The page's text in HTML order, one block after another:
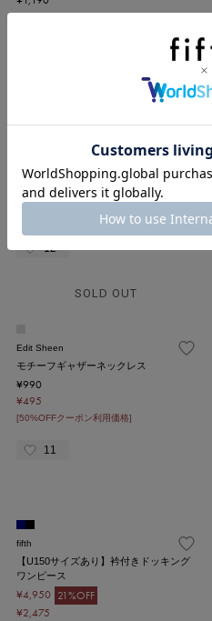
¥595
¥890
¥446
[50%OFFクーポン利用価格]
12
SOLD OUT
Edit Sheen
モチーフギャザーネックレス
¥990
¥495
[50%OFFクーポン利用価格]
11
fifth
【U150サイズあり】衿付きドッキング
ワンピース
¥4,950 21%OFF
¥2,475